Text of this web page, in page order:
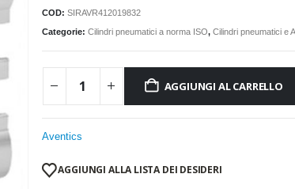
COD: SIRAVR412019832
Categorie: Cilindri pneumatici a norma ISO, Cilindri pneumatici e
AGGIUNGI AL CARRELLO
Aventics
AGGIUNGI ALLA LISTA DEI DESIDERI